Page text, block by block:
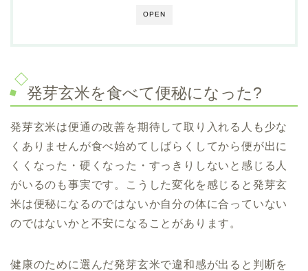
OPEN
発芽玄米を食べて便秘になった?
発芽玄米は便通の改善を期待して取り入れる人も少な
くありませんが食べ始めてしばらくしてから便が出に
くくなった・硬くなった・すっきりしないと感じる人
がいるのも事実です。こうした変化を感じると発芽玄
米は便秘になるのではないか自分の体に合っていない
のではないかと不安になることがあります。
健康のために選んだ発芽玄米で違和感が出ると判断を